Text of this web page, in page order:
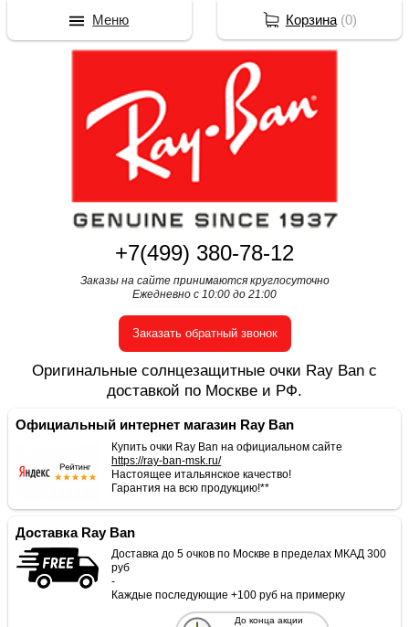
+7(499) 380-78-12
Заказы на сайте принимаются круглосуточно
Ежедневно с 10:00 до 21:00
Заказать обратный звонок
Оригинальные солнцезащитные очки Ray Ban с
доставкой по Москве и РФ.
Официальный интернет магазин Ray Ban
Купить очки Ray Ban на официальном сайте
https://ray-ban-msk.ru/
Настоящее итальянское качество!
Гарантия на всю продукцию!**
Доставка Ray Ban
Доставка до 5 очков по Москве в пределах МКАД 300
руб
-
Каждые последующие +100 руб на примерку
До конца акции
Корзина(0)
Меню